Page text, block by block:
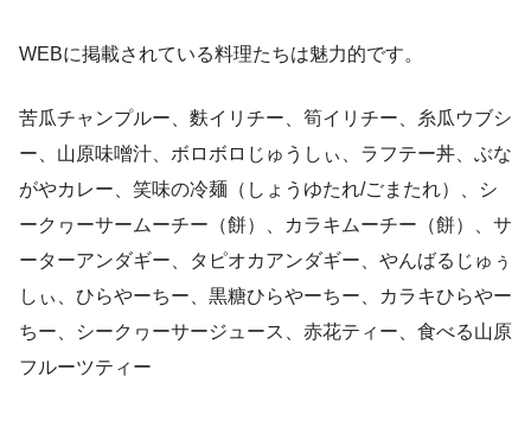
WEBに掲載されている料理たちは魅力的です。
苦瓜チャンプルー、麩イリチー、筍イリチー、糸瓜ウブシ
ー、山原味噌汁、ボロボロじゅうしぃ、ラフテー丼、ぶな
がやカレー、笑味の冷麺（しょうゆたれ/ごまたれ）、シ
ークヮーサームーチー（餅）、カラキムーチー（餅）、サ
ーターアンダギー、タピオカアンダギー、やんばるじゅぅ
しぃ、ひらやーちー、黒糖ひらやーちー、カラキひらやー
ちー、シークヮーサージュース、赤花ティー、食べる山原
フルーツティー